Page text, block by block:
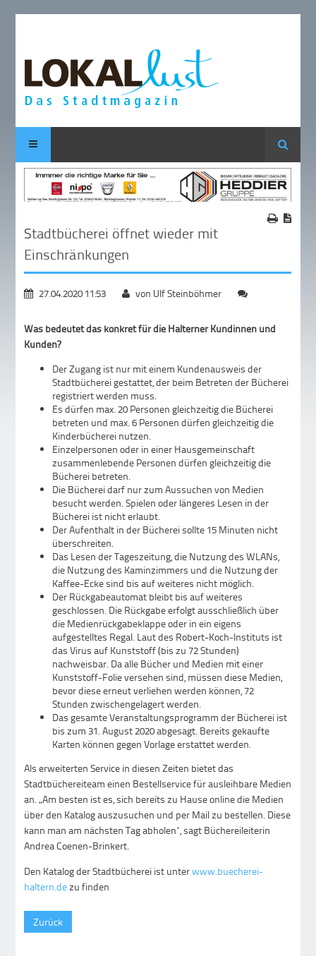
Suche
Stadtbücherei öffnet wieder mit
Einschränkungen
27.04.2020 11:53 von Ulf Steinböhmer
Was bedeutet das konkret für die Halterner Kundinnen und
Kunden?
Der Zugang ist nur mit einem Kundenausweis der
Stadtbücherei gestattet, der beim Betreten der Bücherei
registriert werden muss.
Es dürfen max. 20 Personen gleichzeitig die Bücherei
betreten und max. 6 Personen dürfen gleichzeitig die
Kinderbücherei nutzen.
Einzelpersonen oder in einer Hausgemeinschaft
zusammenlebende Personen dürfen gleichzeitig die
Bücherei betreten.
Die Bücherei darf nur zum Aussuchen von Medien
besucht werden. Spielen oder längeres Lesen in der
Bücherei ist nicht erlaubt.
Der Aufenthalt in der Bücherei sollte 15 Minuten nicht
überschreiten.
Das Lesen der Tageszeitung, die Nutzung des WLANs,
die Nutzung des Kaminzimmers und die Nutzung der
Kaffee-Ecke sind bis auf weiteres nicht möglich.
Der Rückgabeautomat bleibt bis auf weiteres
geschlossen. Die Rückgabe erfolgt ausschließlich über
die Medienrückgabeklappe oder in ein eigens
aufgestelltes Regal. Laut des Robert-Koch-Instituts ist
das Virus auf Kunststoff (bis zu 72 Stunden)
nachweisbar. Da alle Bücher und Medien mit einer
Kunststoff-Folie versehen sind, müssen diese Medien,
bevor diese erneut verliehen werden können, 72
Stunden zwischengelagert werden.
Das gesamte Veranstaltungsprogramm der Bücherei ist
bis zum 31. August 2020 abgesagt. Bereits gekaufte
Karten können gegen Vorlage erstattet werden.
Als erweiterten Service in diesen Zeiten bietet das
Stadtbüchereiteam einen Bestellservice für ausleihbare Medien
an. „Am besten ist es, sich bereits zu Hause online die Medien
über den Katalog auszusuchen und per Mail zu bestellen. Diese
kann man am nächsten Tag abholen“, sagt Büchereileiterin
Andrea Coenen-Brinkert.
Den Katalog der Stadtbücherei ist unterwww.buecherei-
haltern.dezu finden
Zurück